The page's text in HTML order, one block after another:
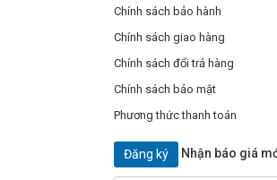
Chính sách bảo hành
Chính sách giao hàng
Chính sách đổi trả hàng
Chính sách bảo mật
Phương thức thanh toán
Đăng ký Nhận báo giá